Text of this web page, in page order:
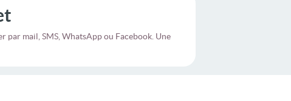
par mail, SMS, WhatsApp ou Facebook. Une